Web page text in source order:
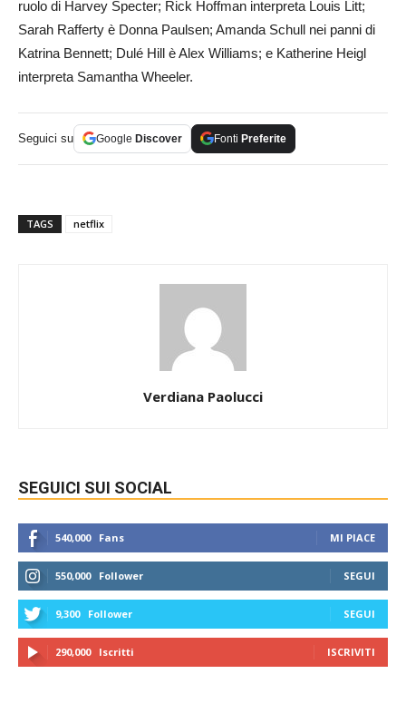
ruolo di Harvey Specter; Rick Hoffman interpreta Louis Litt;
Sarah Rafferty è Donna Paulsen; Amanda Schull nei panni di
Katrina Bennett; Dulé Hill è Alex Williams; e Katherine Heigl
interpreta Samantha Wheeler.
Seguici su Google Discover Fonti Preferite
TAGS netflix
Verdiana Paolucci
SEGUICI SUI SOCIAL
540,000 Fans MI PIACE
550,000 Follower SEGUI
9,300 Follower SEGUI
290,000 Iscritti ISCRIVITI